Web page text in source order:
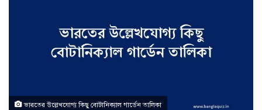
ভারতের উল্লেখযোগ্য কিছু বোটানিক্যাল গার্ডেন তালিকা